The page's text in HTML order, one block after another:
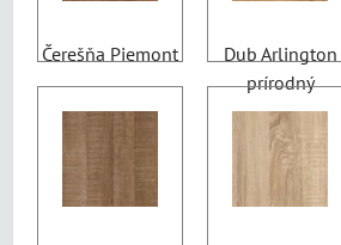
Čerešňa Piemont
Dub Arlington
prírodný